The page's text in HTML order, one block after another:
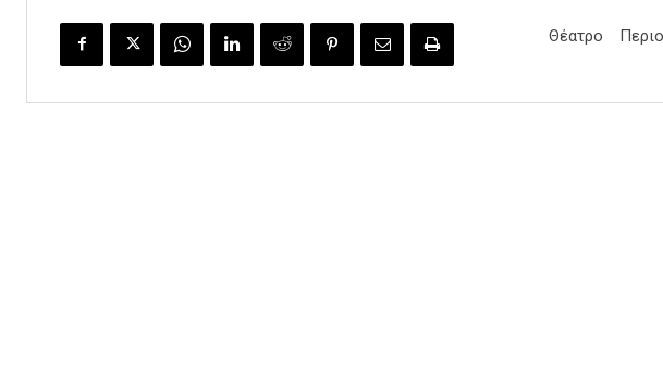
Θέατρο